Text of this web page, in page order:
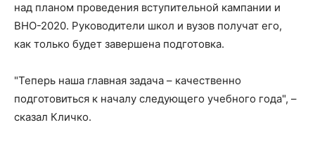
над планом проведения вступительной кампании и
ВНО-2020. Руководители школ и вузов получат его,
как только будет завершена подготовка.
"Теперь наша главная задача – качественно
подготовиться к началу следующего учебного года", –
сказал Кличко.